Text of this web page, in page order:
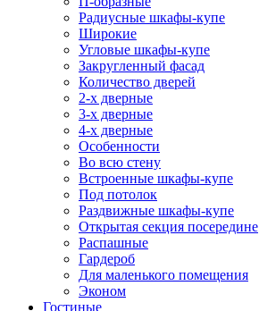
Радиусные шкафы-купе
Широкие
Угловые шкафы-купе
Закругленный фасад
Количество дверей
2-х дверные
3-х дверные
4-х дверные
Особенности
Во всю стену
Встроенные шкафы-купе
Под потолок
Раздвижные шкафы-купе
Открытая секция посередине
Распашные
Гардероб
Для маленького помещения
Эконом
Гостиные